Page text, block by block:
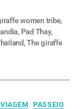
women tribe,
, Pad Thay,
,The giraffe
PASSEIO